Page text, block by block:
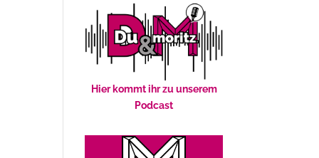
Hier kommt ihr zu unserem
Podcast